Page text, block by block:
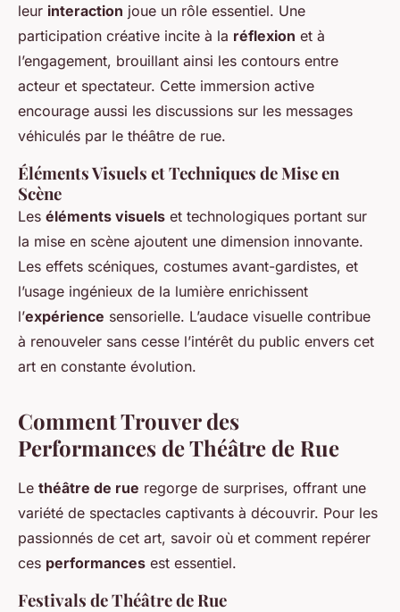
leur interaction joue un rôle essentiel. Une
participation créative incite à la réflexion et à
l’engagement, brouillant ainsi les contours entre
acteur et spectateur. Cette immersion active
encourage aussi les discussions sur les messages
véhiculés par le théâtre de rue.
Éléments Visuels et Techniques de Mise en
Scène
Les éléments visuels et technologiques portant sur
la mise en scène ajoutent une dimension innovante.
Les effets scéniques, costumes avant-gardistes, et
l’usage ingénieux de la lumière enrichissent
l’expérience sensorielle. L’audace visuelle contribue
à renouveler sans cesse l’intérêt du public envers cet
art en constante évolution.
Comment Trouver des
Performances de Théâtre de Rue
Le théâtre de rue regorge de surprises, offrant une
variété de spectacles captivants à découvrir. Pour les
passionnés de cet art, savoir où et comment repérer
ces performances est essentiel.
Festivals de Théâtre de Rue